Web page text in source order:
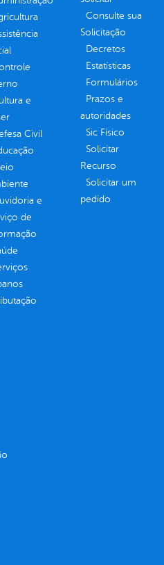
e
Civil
e
de
Consulte sua
Solicitação
Decretos
Estatísticas
Formulários
Prazos e
autoridades
Sic Físico
Solicitar
Recurso
Solicitar um
pedido